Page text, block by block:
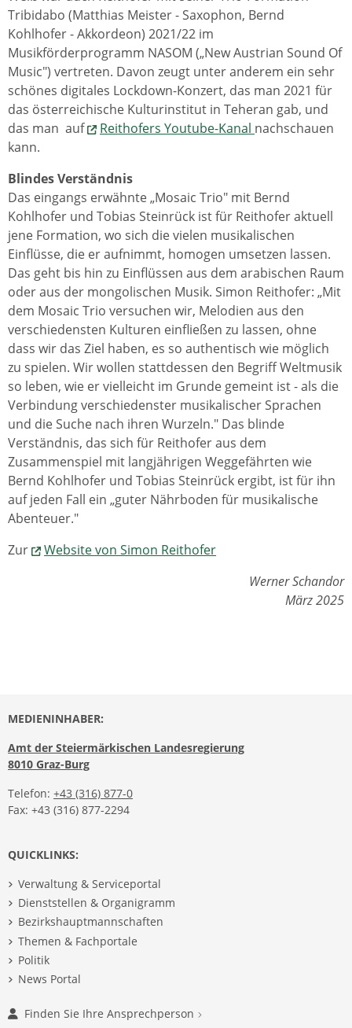
Tribidabo (Matthias Meister - Saxophon, Bernd
Kohlhofer - Akkordeon) 2021/22 im
Musikförderprogramm NASOM („New Austrian Sound Of
Music") vertreten. Davon zeugt unter anderem ein sehr
schönes digitales Lockdown-Konzert, das man 2021 für
das österreichische Kulturinstitut in Teheran gab, und
das man auf
Reithofers Youtube-Kanal nachschauen
kann.
Blindes Verständnis
Das eingangs erwähnte „Mosaic Trio" mit Bernd
Kohlhofer und Tobias Steinrück ist für Reithofer aktuell
jene Formation, wo sich die vielen musikalischen
Einflüsse, die er aufnimmt, homogen umsetzen lassen.
Das geht bis hin zu Einflüssen aus dem arabischen Raum
oder aus der mongolischen Musik. Simon Reithofer: „Mit
dem Mosaic Trio versuchen wir, Melodien aus den
verschiedensten Kulturen einfließen zu lassen, ohne
dass wir das Ziel haben, es so authentisch wie möglich
zu spielen. Wir wollen stattdessen den Begriff Weltmusik
so leben, wie er vielleicht im Grunde gemeint ist - als die
Verbindung verschiedenster musikalischer Sprachen
und die Suche nach ihren Wurzeln." Das blinde
Verständnis, das sich für Reithofer aus dem
Zusammenspiel mit langjährigen Weggefährten wie
Bernd Kohlhofer und Tobias Steinrück ergibt, ist für ihn
auf jeden Fall ein „guter Nährboden für musikalische
Abenteuer."
Zur
Website von Simon Reithofer
Werner Schandor
März 2025
MEDIENINHABER:
Amt der Steiermärkischen Landesregierung
8010 Graz-Burg
Telefon: +43 (316) 877-0
Fax: +43 (316) 877-2294
QUICKLINKS:
Verwaltung & Serviceportal
Dienststellen & Organigramm
Bezirkshauptmannschaften
Themen & Fachportale
Politik
News Portal
Finden Sie Ihre Ansprechperson